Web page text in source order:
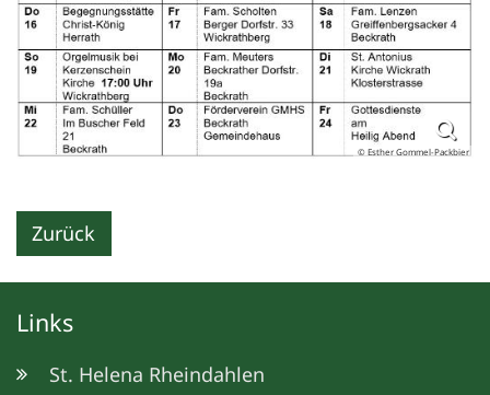
© Esther Gommel-Packbier
Zurück
Links
St. Helena Rheindahlen